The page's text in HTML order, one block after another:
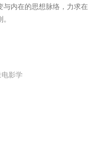
内在的思想脉络，力求在
影学